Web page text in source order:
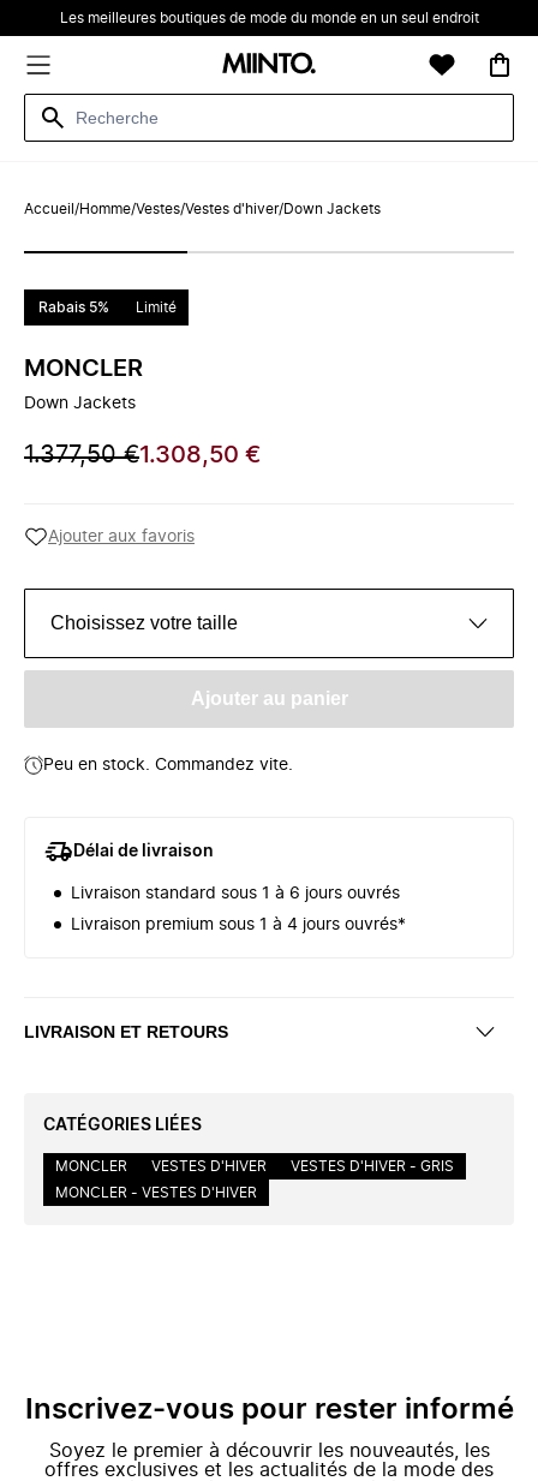
Les meilleures boutiques de mode du monde en un seul endroit
Accueil /Homme/Vestes/Vestes d'hiver/Down Jackets
Rabais 5% Limité
MONCLER
Down Jackets
1.377,50 €1.308,50 €
Ajouter aux favoris
Choisissez votre taille
Ajouter au panier
Peu en stock. Commandez vite.
Délai de livraison
Livraison standard sous 1 à 6 jours ouvrés
Livraison premium sous 1 à 4 jours ouvrés*
LIVRAISON ET RETOURS
CATÉGORIES LIÉES
MONCLER VESTES D'HIVER
VESTES D'HIVER - GRIS
MONCLER - VESTES D'HIVER
Inscrivez-vous pour rester informé
Soyez le premier à découvrir les nouveautés, les
offres exclusives et les actualités de la mode des